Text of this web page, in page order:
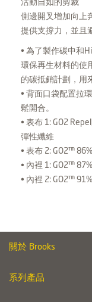
活動自如的剪裁
側邊開叉增加向上
提供支撐力，並且
• 為了製作碳中和
環保再生材料的使
的碳抵銷計劃，用
• 背面口袋配置拉
鬆開合。
• 表布 1: GO2
彈性纖維
• 表布 2: GO2™
• 內裡 1: GO2™
• 內裡 2: GO2™
關於 Brooks
系列產品